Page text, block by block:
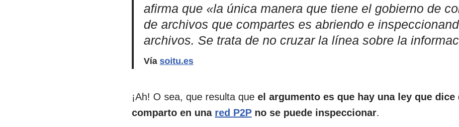
afirma que «la única manera que tiene el gobierno de
de archivos que compartes es abriendo e
archivos. Se trata de no cruzar la línea sobre la
Víasoitu.es
¡Ah! O sea, que resulta que el argumento es que hay una ley que dice
comparto en una red P2P no se puede inspeccionar.